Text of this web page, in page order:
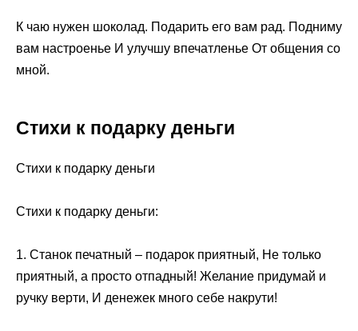
К чаю нужен шоколад. Подарить его вам рад. Подниму
вам настроенье И улучшу впечатленье От общения со
мной.
Стихи к подарку деньги
Стихи к подарку деньги
Стихи к подарку деньги:
1. Станок печатный – подарок приятный, Не только
приятный, а просто отпадный! Желание придумай и
ручку верти, И денежек много себе накрути!